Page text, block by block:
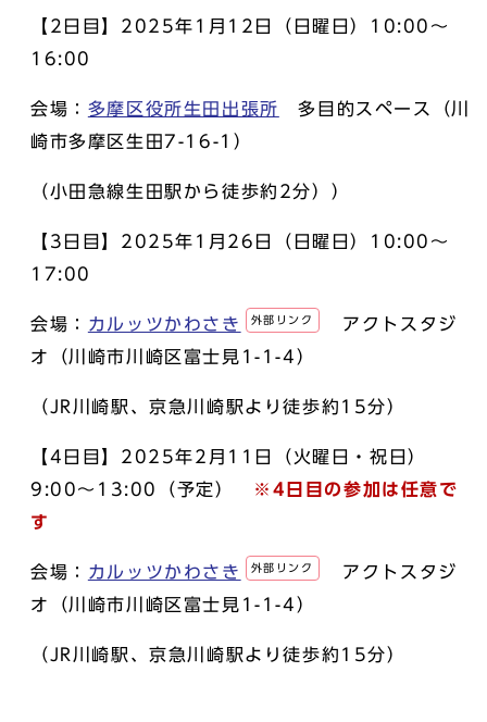
【2日目】2025年1月12日（日曜日）10:00～
16:00
会場： 多摩区役所生田出張所
多目的スペース（川
崎市多摩区生田7-16-1）
（小田急線生田駅から徒歩約2分））
【3日目】2025年1月26日（日曜日）10:00～
17:00
会場： カルッツかわさき 外部リンク
アクトスタジ
オ（川崎市川崎区富士見1-1-4）
（JR川崎駅、京急川崎駅より徒歩約15分）
【4日目】2025年2月11日（火曜日・祝日）
9:00～13:00（予定）
※4日目の参加は任意で
す
会場： カルッツかわさき 外部リンク
アクトスタジ
オ（川崎市川崎区富士見1-1-4）
（JR川崎駅、京急川崎駅より徒歩約15分）